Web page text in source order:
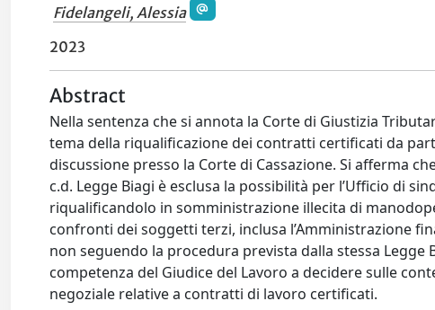
Fidelangeli, Alessia
2023
Abstract
Nella sentenza che si annota la Corte di Giustizia
tema della riqualificazione dei contratti certificati da
discussione presso la Corte di Cassazione. Si afferma
c.d. Legge Biagi è esclusa la possibilità per l’Ufficio di
riqualificandolo in somministrazione illecita di
confronti dei soggetti terzi, inclusa l’Amministrazione
non seguendo la procedura prevista dalla stessa Legge
competenza del Giudice del Lavoro a decidere sulle
negoziale relative a contratti di lavoro certificati.